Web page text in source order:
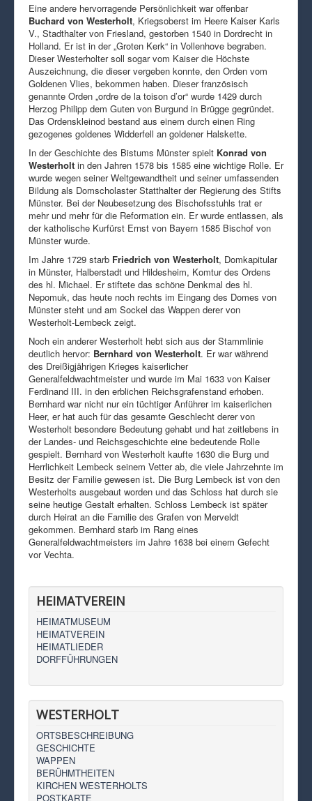
Eine andere hervorragende Persönlichkeit war offenbar
Buchard von Westerholt, Kriegsoberst im Heere Kaiser Karls
V., Stadthalter von Friesland, gestorben 1540 in Dordrecht in
Holland. Er ist in der „Groten Kerk“ in Vollenhove begraben.
Dieser Westerholter soll sogar vom Kaiser die Höchste
Auszeichnung, die dieser vergeben konnte, den Orden vom
Goldenen Vlies, bekommen haben. Dieser französisch
genannte Orden „ordre de la toison d’or“ wurde 1429 durch
Herzog Philipp dem Guten von Burgund in Brügge gegründet.
Das Ordenskleinod bestand aus einem durch einen Ring
gezogenes goldenes Widderfell an goldener Halskette.
In der Geschichte des Bistums Münster spielt Konrad von
Westerholt in den Jahren 1578 bis 1585 eine wichtige Rolle. Er
wurde wegen seiner Weltgewandtheit und seiner umfassenden
Bildung als Domscholaster Statthalter der Regierung des Stifts
Münster. Bei der Neubesetzung des Bischofsstuhls trat er
mehr und mehr für die Reformation ein. Er wurde entlassen, als
der katholische Kurfürst Ernst von Bayern 1585 Bischof von
Münster wurde.
Im Jahre 1729 starb Friedrich von Westerholt, Domkapitular
in Münster, Halberstadt und Hildesheim, Komtur des Ordens
des hl. Michael. Er stiftete das schöne Denkmal des hl.
Nepomuk, das heute noch rechts im Eingang des Domes von
Münster steht und am Sockel das Wappen derer von
Westerholt-Lembeck zeigt.
Noch ein anderer Westerholt hebt sich aus der Stammlinie
deutlich hervor: Bernhard von Westerholt. Er war während
des Dreißigjährigen Krieges kaiserlicher
Generalfeldwachtmeister und wurde im Mai 1633 von Kaiser
Ferdinand III. in den erblichen Reichsgrafenstand erhoben.
Bernhard war nicht nur ein tüchtiger Anführer im kaiserlichen
Heer, er hat auch für das gesamte Geschlecht derer von
Westerholt besondere Bedeutung gehabt und hat zeitlebens in
der Landes- und Reichsgeschichte eine bedeutende Rolle
gespielt. Bernhard von Westerholt kaufte 1630 die Burg und
Herrlichkeit Lembeck seinem Vetter ab, die viele Jahrzehnte im
Besitz der Familie gewesen ist. Die Burg Lembeck ist von den
Westerholts ausgebaut worden und das Schloss hat durch sie
seine heutige Gestalt erhalten. Schloss Lembeck ist später
durch Heirat an die Familie des Grafen von Merveldt
gekommen. Bernhard starb im Rang eines
Generalfeldwachtmeisters im Jahre 1638 bei einem Gefecht
vor Vechta.
HEIMATVEREIN
HEIMATMUSEUM
HEIMATVEREIN
HEIMATLIEDER
DORFFÜHRUNGEN
WESTERHOLT
ORTSBESCHREIBUNG
GESCHICHTE
WAPPEN
BERÜHMTHEITEN
KIRCHEN WESTERHOLTS
POSTKARTE